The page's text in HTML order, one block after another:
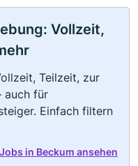
Vollzeit,
Teilzeit, zur
auch für
Einfach filtern
in Beckum ansehen